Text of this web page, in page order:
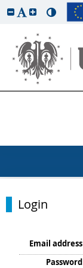
Login
Email address
Password